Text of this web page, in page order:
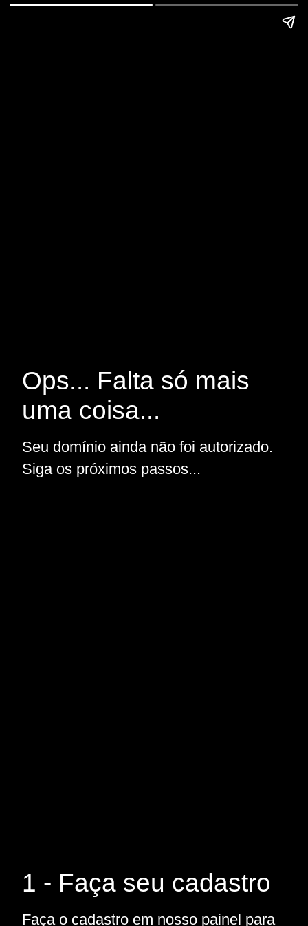
Ops... Falta só mais
uma coisa...
Seu domínio ainda não foi autorizado.
Siga os próximos passos...
1 - Faça seu cadastro
Faça o cadastro em nosso painel para